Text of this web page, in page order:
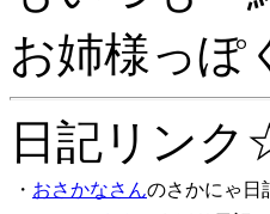
お姉様っぽ
日記リン
・ おさかなさんのさかにゃ日